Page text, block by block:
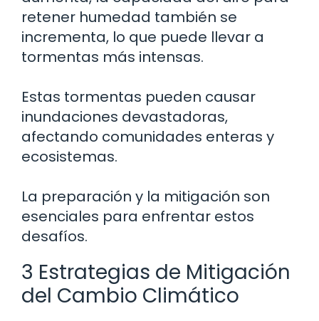
retener humedad también se
incrementa, lo que puede llevar a
tormentas más intensas.
Estas tormentas pueden causar
inundaciones devastadoras,
afectando comunidades enteras y
ecosistemas.
La preparación y la mitigación son
esenciales para enfrentar estos
desafíos.
3 Estrategias de Mitigación
del Cambio Climático